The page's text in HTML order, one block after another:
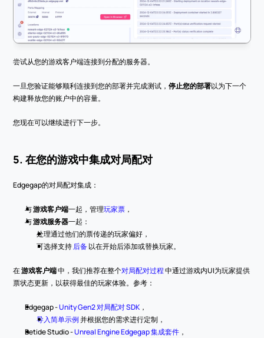
尝试从您的游戏客户端连接到分配的服务器。
一旦您验证能够顺利连接到您的部署并完成测试，停止您的部署以为下一个
构建释放您的账户中的容量。
您现在可以继续进行下一步。
5. 在您的游戏中集成对局配对
Edgegap的对局配对集成：
与 游戏客户端一起，管理玩家票 ，
与 游戏服务器一起：
处理通过他们的票传递的玩家偏好，
可选择支持 后备 以在开始后添加或替换玩家。
在 游戏客户端 中，我们推荐在整个对局配对过程 中通过游戏内UI为玩家提供
票状态更新，以获得最佳的玩家体验。参考：
Edgegap - Unity Gen2 对局配对 SDK ，
导入简单示例 并根据您的需求进行定制，
Betide Studio - Unreal Engine Edgegap 集成套件 ，